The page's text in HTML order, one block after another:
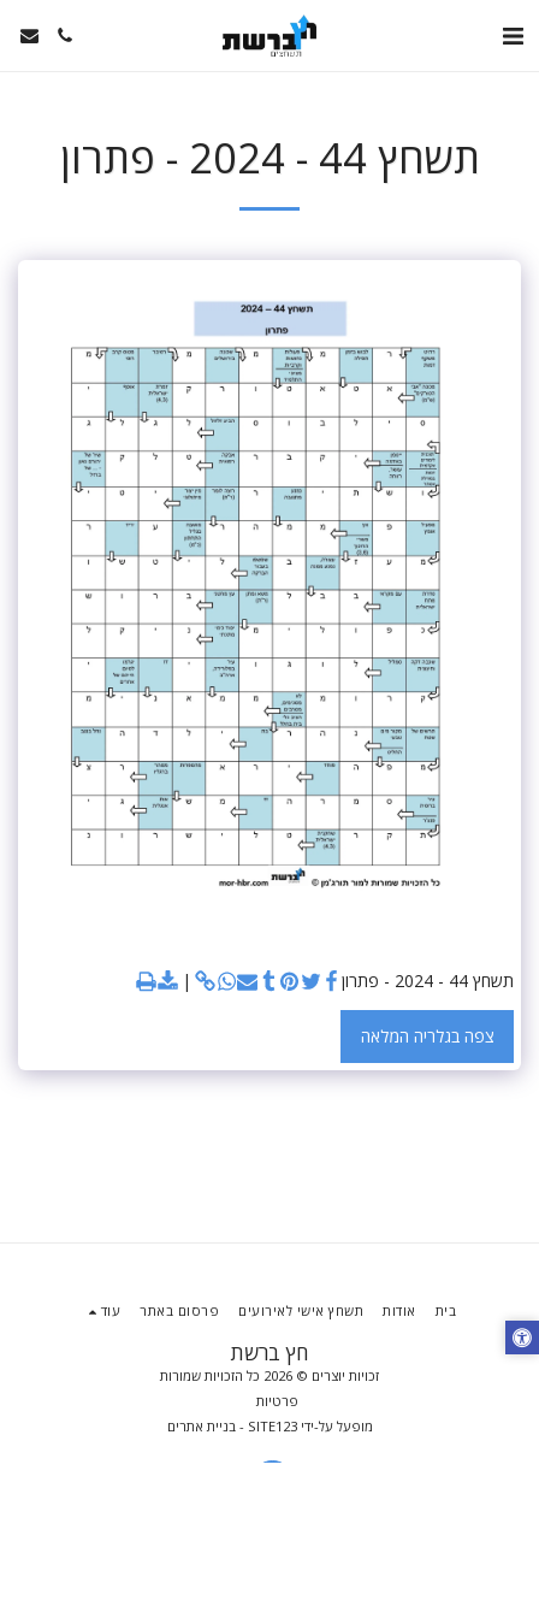
תשחץ 44 - 2024 - פתרון
תשחץ 44 - 2024 - פתרון
צפה בגלריה המלאה
חץ ברשת
זכויות יוצרים © 2026 כל הזכויות שמורות
פרטיות
מופעל על-ידיSITE123
- בניית אתרים
בית אודות תשחץ אישי לאירועים פרסום באתר עוד